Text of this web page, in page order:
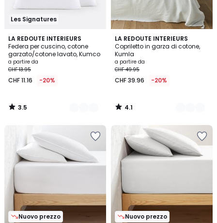
Les Signatures
LA REDOUTE INTERIEURS
Federa per cuscino, cotone
garzato/cotone lavato, Kumco
a partire da
CHF 13.95
CHF 11.16 -20%
3.5
/ 5
10
Colori
3.5
/
LA REDOUTE INTERIEURS
Copriletto in garza di cotone,
Kumla
a partire da
CHF 49.95
CHF 39.96 -20%
4.1
/ 5
6
Colori
4.1
/
Nuovo prezzo Nuovo prezzo